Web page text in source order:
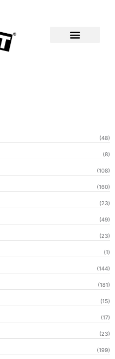
(48)
(8)
(108)
(160)
(23)
(49)
(23)
(1)
(144)
(181)
(15)
(17)
(23)
(199)